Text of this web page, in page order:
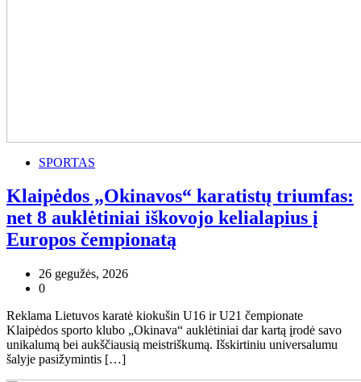
SPORTAS
Klaipėdos „Okinavos“ karatistų triumfas:
net 8 auklėtiniai iškovojo kelialapius į
Europos čempionatą
26 gegužės, 2026
0
Reklama Lietuvos karatė kiokušin U16 ir U21 čempionate
Klaipėdos sporto klubo „Okinava“ auklėtiniai dar kartą įrodė savo
unikalumą bei aukščiausią meistriškumą. Išskirtiniu universalumu
šalyje pasižymintis […]